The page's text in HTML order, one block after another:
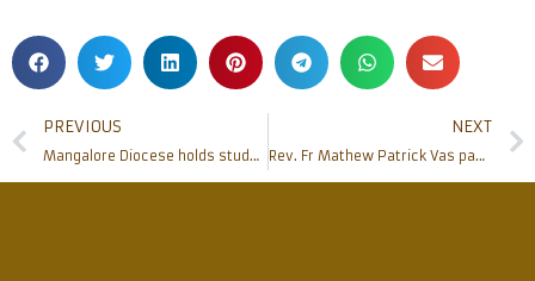
PREVIOUS
Mangalore Diocese holds study session on Synodal process, opens 50 Year anniversary celebration of DPC
NEXT
Rev. Fr Mathew Patrick Vas passed away